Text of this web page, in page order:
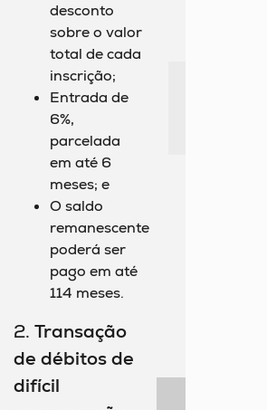
desconto
sobre o valor
total de cada
inscrição;
Entrada de
6%,
parcelada
em até 6
meses; e
O saldo
remanescente
poderá ser
pago em até
114 meses.
2. Transação
de débitos de
difícil